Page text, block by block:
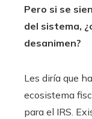
Pero si se
del sistema,
desanimen?
Les diría que
ecosistema
para el IRS.